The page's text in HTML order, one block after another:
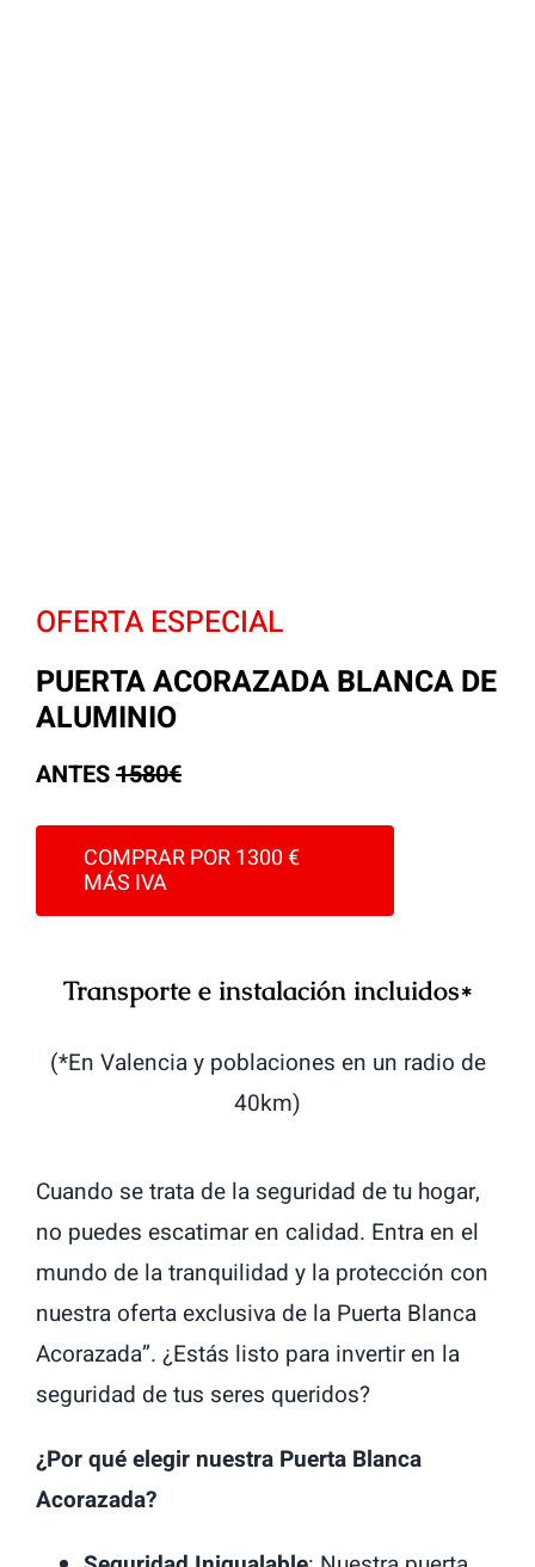
OFERTA ESPECIAL
PUERTA ACORAZADA BLANCA DE
ALUMINIO
ANTES1580€
COMPRAR POR 1300 €
MÁS IVA
Transporte e instalación incluidos*
(*En Valencia y poblaciones en un radio de
40km)
Cuando se trata de la seguridad de tu hogar,
no puedes escatimar en calidad. Entra en el
mundo de la tranquilidad y la protección con
nuestra oferta exclusiva de la Puerta Blanca
Acorazada”. ¿Estás listo para invertir en la
seguridad de tus seres queridos?
¿Por qué elegir nuestra Puerta Blanca
Acorazada?